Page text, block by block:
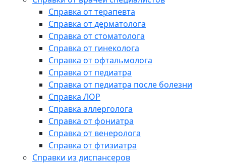
Справка от терапевта
Справка от дерматолога
Справка от стоматолога
Справка от гинеколога
Справка от офтальмолога
Справка от педиатра
Справка от педиатра после болезни
Справка ЛОР
Справка аллерголога
Справка от фониатра
Справка от венеролога
Справка от фтизиатра
Справки из диспансеров